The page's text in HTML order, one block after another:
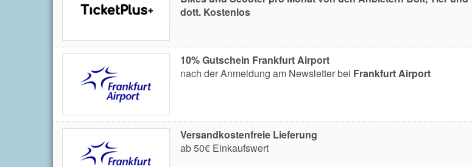
dott. Kostenlos
10% Gutschein Frankfurt Airport
nach der Anmeldung am Newsletter bei Frankfurt Airport
Versandkostenfreie Lieferung
ab 50€ Einkaufswert